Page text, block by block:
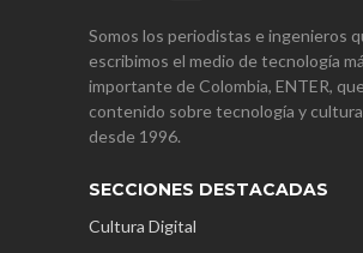
Somos los periodistas e ingenieros
escribimos el medio de tecnología
importante de Colombia, ENTER,
contenido sobre tecnología y
desde 1996.
SECCIONES DESTACADAS
Cultura Digital